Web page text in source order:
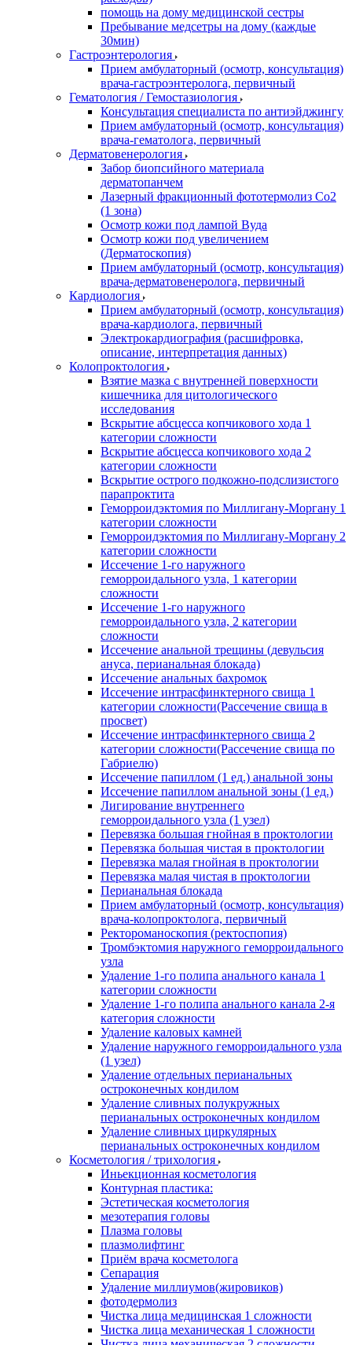
помощь на дому медицинской сестры
Пребывание медсетры на дому (каждые
30мин)
Гастроэнтерология
Прием амбулаторный (осмотр, консультация)
врача-гастроэнтеролога, первичный
Гематология / Гемостазиология
Консультация специалиста по антиэйджингу
Прием амбулаторный (осмотр, консультация)
врача-гематолога, первичный
Дерматовенерология
Забор биопсийного материала
дерматопанчем
Лазерный фракционный фототермолиз Со2
(1 зона)
Осмотр кожи под лампой Вуда
Осмотр кожи под увеличением
(Дерматоскопия)
Прием амбулаторный (осмотр, консультация)
врача-дерматовенеролога, первичный
Кардиология
Прием амбулаторный (осмотр, консультация)
врача-кардиолога, первичный
Электрокардиография (расшифровка,
описание, интерпретация данных)
Колопроктология
Взятие мазка с внутренней поверхности
кишечника для цитологического
исследования
Вскрытие абсцесса копчикового хода 1
категории сложности
Вскрытие абсцесса копчикового хода 2
категории сложности
Вскрытие острого подкожно-подслизистого
парапроктита
Геморроидэктомия по Миллигану-Моргану 1
категории сложности
Геморроидэктомия по Миллигану-Моргану 2
категории сложности
Иссечение 1-го наружного
геморроидального узла, 1 категории
сложности
Иссечение 1-го наружного
геморроидального узла, 2 категории
сложности
Иссечение анальной трещины (девульсия
ануса, перианальная блокада)
Иссечение анальных бахромок
Иссечение интрасфинктерного свища 1
категории сложности(Рассечение свища в
просвет)
Иссечение интрасфинктерного свища 2
категории сложности(Рассечение свища по
Габриелю)
Иссечение папиллом (1 ед.) анальной зоны
Иссечение папиллом анальной зоны (1 ед.)
Лигирование внутреннего
геморроидального узла (1 узел)
Перевязка большая гнойная в проктологии
Перевязка большая чистая в проктологии
Перевязка малая гнойная в проктологии
Перевязка малая чистая в проктологии
Перианальная блокада
Прием амбулаторный (осмотр, консультация)
врача-колопроктолога, первичный
Ректороманоскопия (ректоспопия)
Тромбэктомия наружного геморроидального
узла
Удаление 1-го полипа анального канала 1
категории сложности
Удаление 1-го полипа анального канала 2-я
категория сложности
Удаление каловых камней
Удаление наружного геморроидального узла
(1 узел)
Удаление отдельных перианальных
остроконечных кондилом
Удаление сливных полукружных
перианальных остроконечных кондилом
Удаление сливных циркулярных
перианальных остроконечных кондилом
Косметология / трихология
Иньекционная косметология
Контурная пластика:
Эстетическая косметология
мезотерапия головы
Плазма головы
плазмолифтинг
Приём врача косметолога
Сепарация
Удаление миллиумов(жировиков)
фотодермолиз
Чистка лица медицинская 1 сложности
Чистка лица механическая 1 сложности